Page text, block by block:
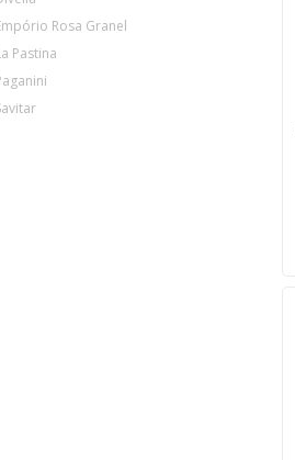
Rosa Granel
Pastina